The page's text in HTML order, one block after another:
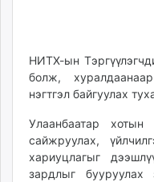
ikon.mn
mnb.mn
Eguur.mn
24tsag.mn
shuud.mn
НИТХ-ын
болж,
нэгтгэл байгуулах
Улаанбаатар хотын
сайжруулах,
хариуцлагыг
зардлыг бууруулах